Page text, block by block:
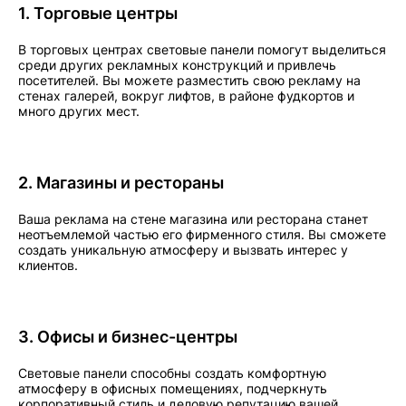
1. Торговые центры
В торговых центрах световые панели помогут выделиться
среди других рекламных конструкций и привлечь
посетителей. Вы можете разместить свою рекламу на
стенах галерей, вокруг лифтов, в районе фудкортов и
много других мест.
2. Магазины и рестораны
Ваша реклама на стене магазина или ресторана станет
неотъемлемой частью его фирменного стиля. Вы сможете
создать уникальную атмосферу и вызвать интерес у
клиентов.
3. Офисы и бизнес-центры
Световые панели способны создать комфортную
атмосферу в офисных помещениях, подчеркнуть